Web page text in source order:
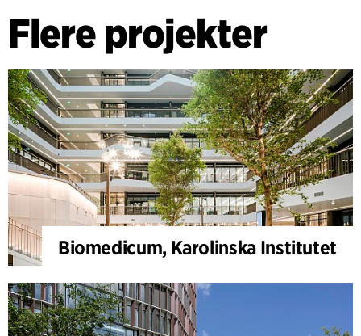
Flere projekter
Biomedicum, Karolinska Institutet